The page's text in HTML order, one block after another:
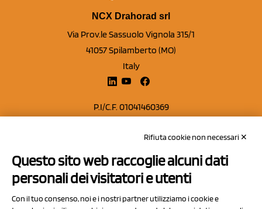
NCX Drahorad srl
Via Prov.le Sassuolo Vignola 315/1
41057 Spilamberto (MO)
Italy
P.I/C.F. 01041460369
Capitale sociale Euro 50.000,00 i.v.
Contatti
Privacy Policy
Rifiuta cookie non necessari ✕
Questo sito web raccoglie alcuni dati
personali dei visitatori e utenti
Con il tuo consenso, noi e i nostri partner utilizziamo i cookie e